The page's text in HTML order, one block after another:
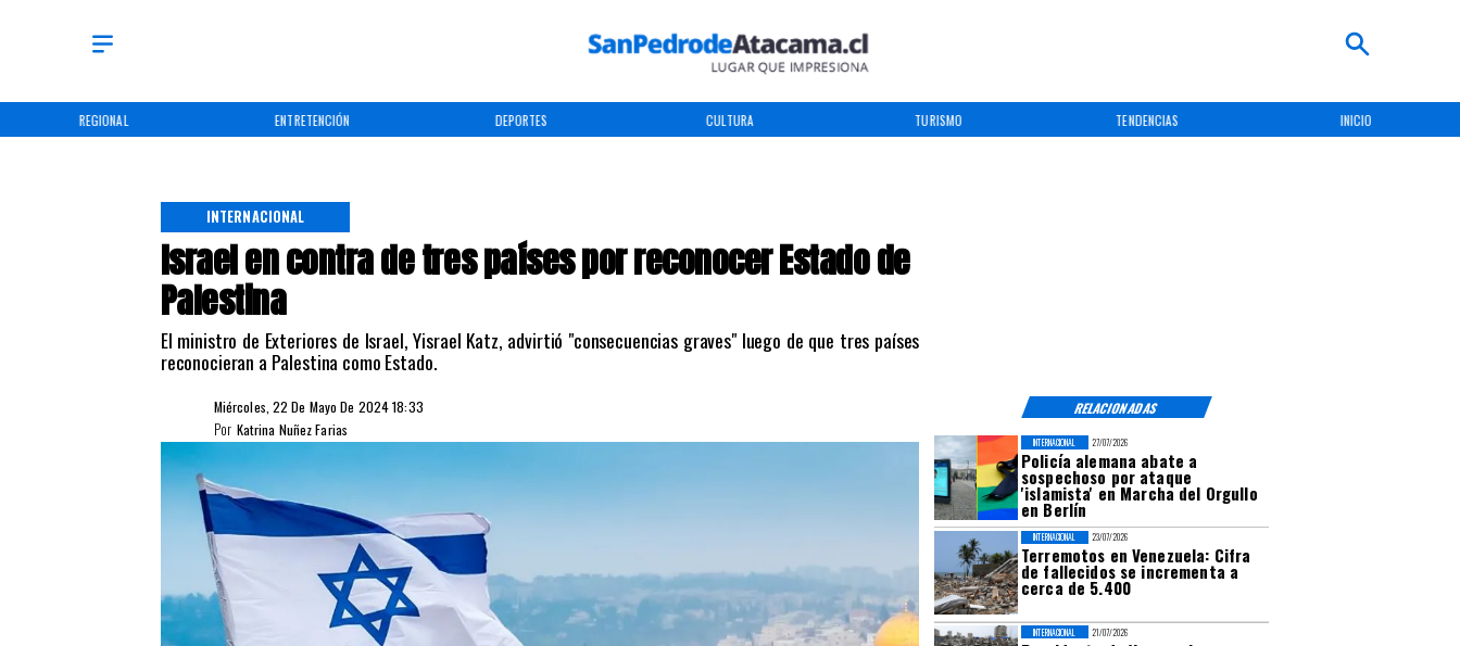
REGIONAL ENTRETENCIÓN DEPORTES CULTURA TURISMO TENDENCIAS INICIO
Israel en contra de tres países por reconocer Estado de
Palestina
El ministro de Exteriores de Israel, Yisrael Katz, advirtió "consecuencias graves" luego de que tres países
reconocieran a Palestina como Estado.
INTERNACIONAL
RELACIONADAS
Miércoles, 22 De Mayo De 2024 18:33
Katrina Nuñez Farias
Por
27/07/2026
Policía alemana abate a
sospechoso por ataque
'islamista' en Marcha del Orgullo
en Berlín
INTERNACIONAL
23/07/2026
Terremotos en Venezuela: Cifra
de fallecidos se incrementa a
cerca de 5.400
INTERNACIONAL
21/07/2026
INTERNACIONAL